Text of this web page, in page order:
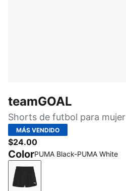
teamGOAL
Shorts de futbol para mujer
MÁS VENDIDO
$24.00
ColorPUMA Black-PUMA White
PUMA Black-PUMA White